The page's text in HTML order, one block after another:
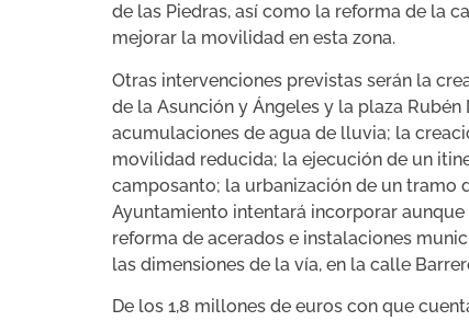
de las Piedras, así como la reforma de la
mejorar la movilidad en esta zona.
Otras intervenciones previstas serán la
de la Asunción y Ángeles y la plaza
acumulaciones de agua de lluvia; la
movilidad reducida; la ejecución de un
camposanto; la urbanización de un tramo
Ayuntamiento intentará incorporar
reforma de acerados e instalaciones
las dimensiones de la vía, en la calle
De los 1,8 millones de euros con que